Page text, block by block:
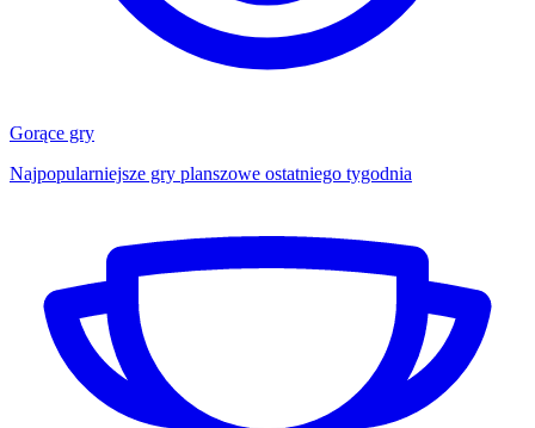
Gorące gry
Najpopularniejsze gry planszowe ostatniego tygodnia